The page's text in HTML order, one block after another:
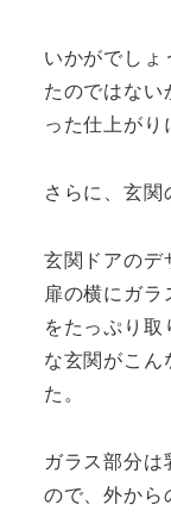
いかがでしょ
たのではない
った仕上がり
さらに、玄関
玄関ドアのデ
扉の横にガラ
をたっぷり取
な玄関がこん
た。
ガラス部分は
ので、外から